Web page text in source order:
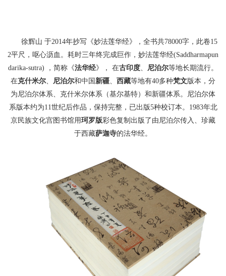
徐辉山 于2014年抄写《妙法莲华经》，全书共78000字，此卷15
2平尺，呕心沥血。耗时三年终完成巨作，妙法莲华经(Saddharmapun
darika-sutra) ，简称《法华经》， 在古印度、 尼泊尔等地长期流行。
在克什米尔、 尼泊尔和中国 新疆、 西藏等地有40多种梵文版本，分
为尼泊尔体系、克什米尔体系（基尔基特）和新疆体系。尼泊尔体
系版本约为11世纪后作品，保持完整，已出版5种校订本。1983年北
京民族文化宫图书馆用珂罗版彩色复制出版了由尼泊尔传入、珍藏
于西藏萨迦寺的法华经。